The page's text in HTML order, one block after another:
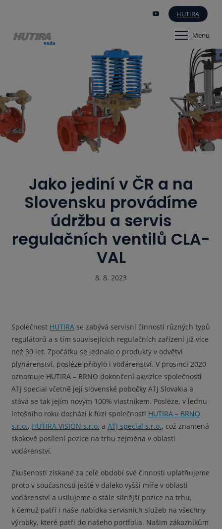
HUTIRA
Menu
Jako jediní v ČR a na
Slovensku provádíme
údržbu a servis
regulačních ventilů CLA-
VAL
8. 8. 2023
Společnost HUTIRA se zabývá servisní činností různých typů
regulátorů a s tím souvisejících regulačních zařízení již více
než 30 let. Zpočátku se jednalo o produkty v odvětví
plynárenství, posléze přibylo i vodárenství. V prosinci 2020
oznamuje HUTIRA – BRNO dokončení akvizice společnosti
ATJ special včetně její slovenské pobočky ATJ Slovakia a
stává se tak jejím novým 100% vlastníkem. Posléze, v lednu
letošního roku dochází k fúzi společností HUTIRA – BRNO,
s.r.o., HUTIRA VISION s.r.o. aATJ special s.r.o., což znamená
skokové posílení pozice na trhu zejména v oblasti
vodárenství.
Zkušenosti získané za celé období své činnosti uplatňujeme
proto v současnosti ještě v daleko vyšší míře v oblasti
vodárenství a usilujeme o stále silnější pozice na trhu,
k čemuž patří i naše nabídka servisních služeb na všechny
výrobky, které patří do našeho portfolia. Našim zákazníkům